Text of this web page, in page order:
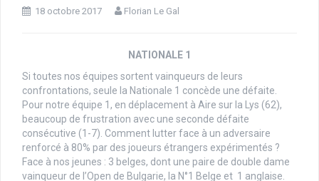
18 octobre 2017 Florian Le Gal
NATIONALE 1
Si toutes nos équipes sortent vainqueurs de leurs
confrontations, seule la Nationale 1 concède une défaite.
Pour notre équipe 1, en déplacement à Aire sur la Lys (62),
beaucoup de frustration avec une seconde défaite
consécutive (1-7). Comment lutter face à un adversaire
renforcé à 80% par des joueurs étrangers expérimentés ?
Face à nos jeunes : 3 belges, dont une paire de double dame
vainqueur de l’Open de Bulgarie, la N°1 Belge et 1 anglaise.